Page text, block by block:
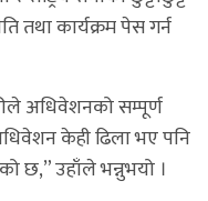
तथा कार्यक्रम पेस गर्न
अधिवेशनको सम्पूर्ण
केही ढिला भए पनि
छ,” उहाँले भन्नुभयो ।